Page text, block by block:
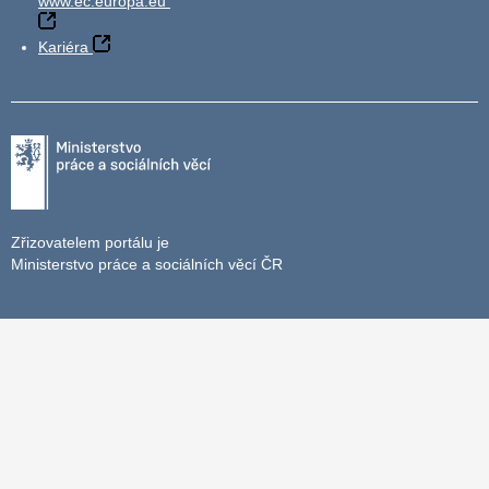
Kariéra
Zřizovatelem portálu je
Ministerstvo práce a sociálních věcí ČR